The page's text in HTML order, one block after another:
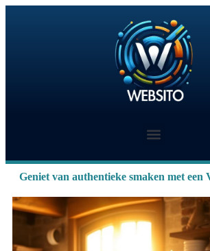
Geniet van authentieke smaken met een